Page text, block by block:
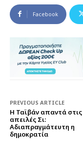
Facebook
PREVIOUS ARTICLE
H Ταϊβάν απαντά στις
απειλές Σι:
Αδιαπραγμάτευτη η
δημοκρατία